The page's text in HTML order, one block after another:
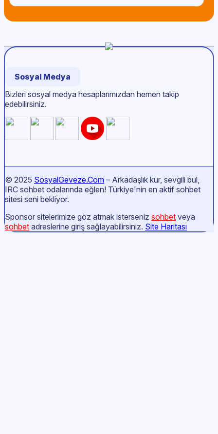
Sosyal Medya
Bizleri sosyal medya hesaplarımızdan hemen takip
edebilirsiniz.
© 2025 SosyalGeveze.Com – Arkadaşlık kur, sevgili bul,
IRC sohbet odalarında eğlen! Türkiye'nin en aktif sohbet
sitesi seni bekliyor.
Sponsor sitelerimize göz atmak isterseniz sohbet veya
sohbet adreslerine giriş sağlayabilirsiniz. Site Haritası